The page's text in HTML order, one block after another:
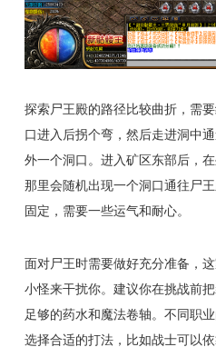
探索尸王殿的路径比较曲折，需
口进入后拐个弯，然后走进洞中
外一个洞口。进入矿区东部后，在
那里会随机出现一个洞口通往尸
固定，需要一些运气和耐心。
面对尸王时需要做好充分准备，
小怪来干扰你。建议你在挑战前
足够的药水和魔法卷轴。不同职
选择合适的打法，比如战士可以